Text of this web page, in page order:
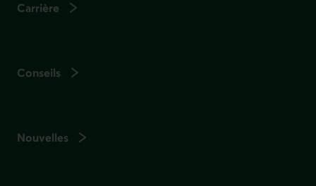
Carrière
Conseils
Nouvelles